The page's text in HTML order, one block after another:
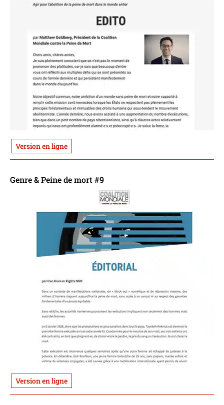
Version en ligne
Genre & Peine de mort #9
Version en ligne